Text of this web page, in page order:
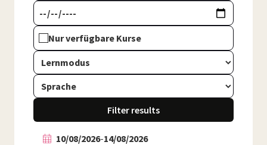
Nur verfügbare Kurse
Filter results
10/08/2026-14/08/2026